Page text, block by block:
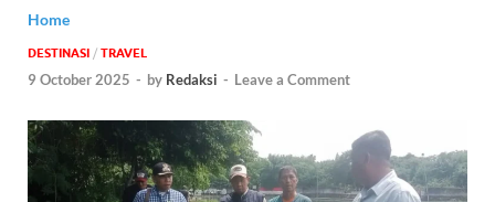
Home
DESTINASI / ‎TRAVEL
9 October 2025 - by Redaksi - Leave a Comment